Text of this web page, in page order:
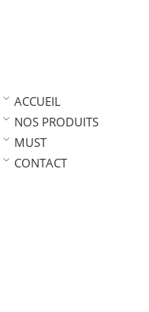
ACCUEIL
NOS PRODUITS
MUST
CONTACT